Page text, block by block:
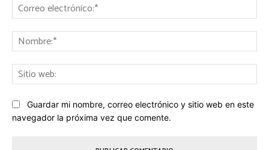
Guardar mi nombre, correo electrónico y sitio web en este
navegador la próxima vez que comente.